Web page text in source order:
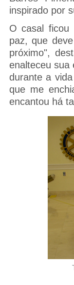
inspirado por
O casal ficou
paz, que
próximo",
enalteceu sua
durante a
que me
encantou há